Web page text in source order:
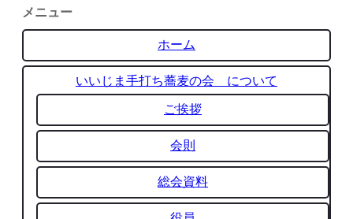
メニュー
ホーム
いいじま手打ち蕎麦の会 について
ご挨拶
会則
総会資料